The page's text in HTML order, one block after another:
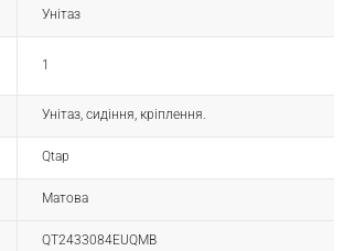
Унітаз
1
Унітаз, сидіння, кріплення.
Qtap
Матова
QT2433084EUQMB